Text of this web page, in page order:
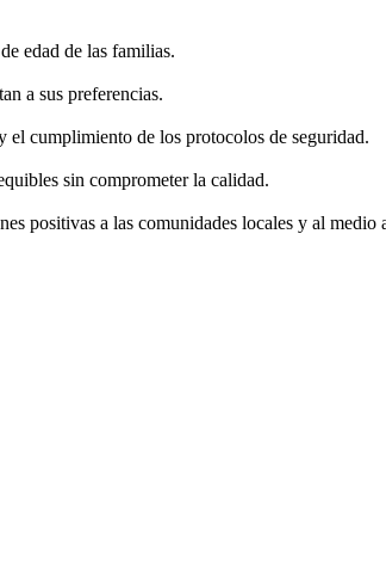
edad de las familias.
a sus preferencias.
cumplimiento de los protocolos de seguridad.
sin comprometer la calidad.
positivas a las comunidades locales y al medio